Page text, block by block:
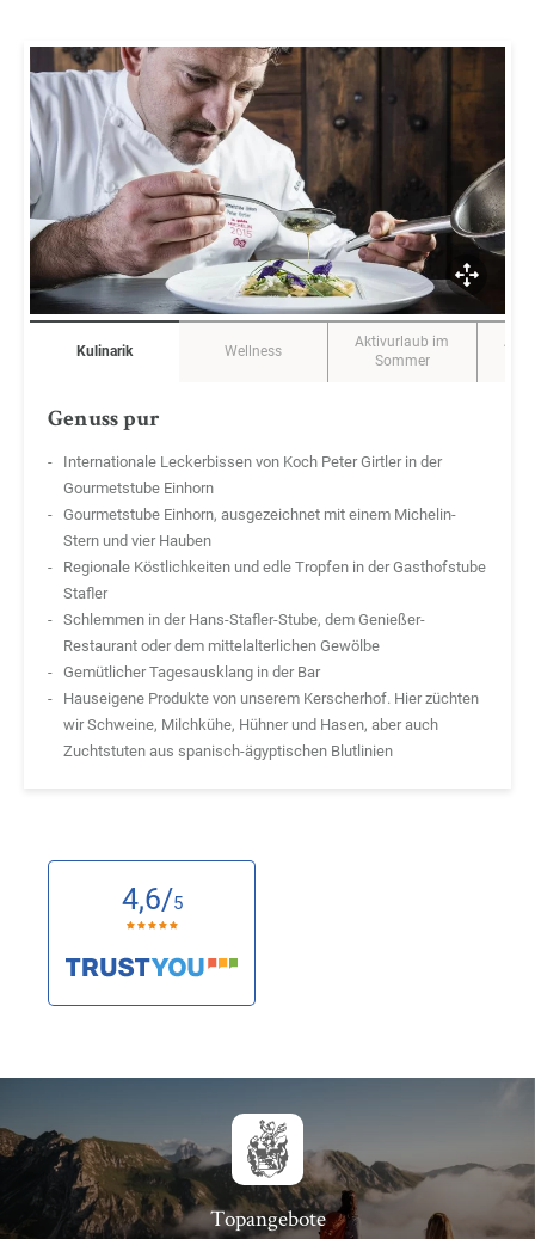
Kulinarik Wellness
Aktivurlaub im
Sommer
Genuss pur
Internationale Leckerbissen von Koch Peter Girtler in der
Gourmetstube Einhorn
Gourmetstube Einhorn, ausgezeichnet mit einem Michelin-
Stern und vier Hauben
Regionale Köstlichkeiten und edle Tropfen in der Gasthofstube
Stafler
Schlemmen in der Hans-Stafler-Stube, dem Genießer-
Restaurant oder dem mittelalterlichen Gewölbe
Gemütlicher Tagesausklang in der Bar
Hauseigene Produkte von unserem Kerscherhof. Hier züchten
wir Schweine, Milchkühe, Hühner und Hasen, aber auch
Zuchtstuten aus spanisch-ägyptischen Blutlinien
4,6/5
Topangebote